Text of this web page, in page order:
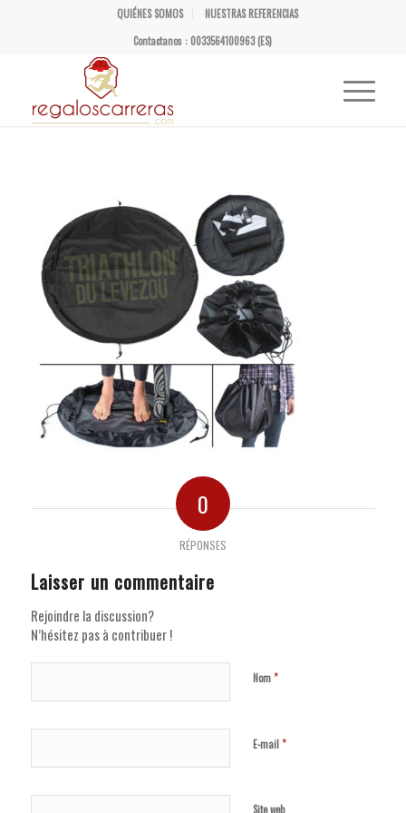
QUIÉNES SOMOS
NUESTRAS REFERENCIAS
Contactanos : 0033564100963 (ES)
0
RÉPONSES
Laisser un commentaire
Rejoindre la discussion?
N’hésitez pas à contribuer !
Nom*
E-mail*
Site web